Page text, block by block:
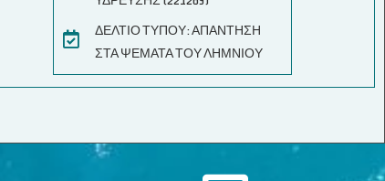
ΔΕΛΤΙΟ ΤΥΠΟΥ: ΑΠΑΝΤΗΣΗ
ΣΤΑ ΨΕΜΑΤΑ ΤΟΥ ΛΗΜΝΙΟΥ